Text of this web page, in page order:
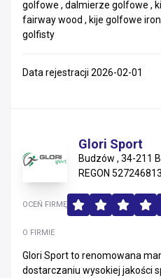
golfowe , dalmierze golfowe ,
fairway wood , kije golfowe
golfisty
Data rejestracji 2026-02-01
Glori Sport
Budzów , 34-211
REGON 527246813
O FIRMIE
Glori Sport to renomowana
dostarczaniu wysokiej jakości
OCEŃ FIRMĘ